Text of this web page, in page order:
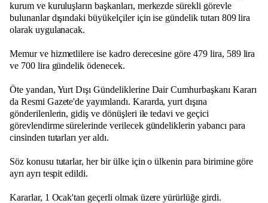
kurum ve kuruluşların başkanları, merkezde sürekli görevle
bulunanlar dışındaki büyükelçiler için ise gündelik tutarı 809 lira
olarak uygulanacak.
Memur ve hizmetlilere ise kadro derecesine göre 479 lira, 589 lira
ve 700 lira gündelik ödenecek.
Öte yandan, Yurt Dışı Gündeliklerine Dair Cumhurbaşkanı Kararı
da Resmi Gazete'de yayımlandı. Kararda, yurt dışına
gönderilenlerin, gidiş ve dönüşleri ile tedavi ve geçici
görevlendirme sürelerinde verilecek gündeliklerin yabancı para
cinsinden tutarları yer aldı.
Söz konusu tutarlar, her bir ülke için o ülkenin para birimine göre
ayrı ayrı tespit edildi.
Kararlar, 1 Ocak'tan geçerli olmak üzere yürürlüğe girdi.